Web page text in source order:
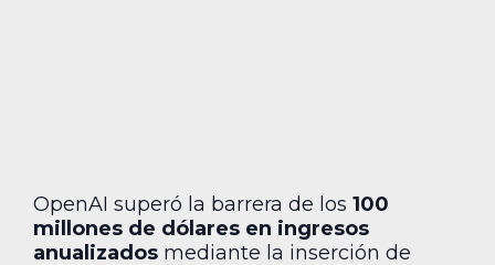
OpenAI superó la barrera de los 100
millones de dólares en ingresos
anualizados mediante la inserción de